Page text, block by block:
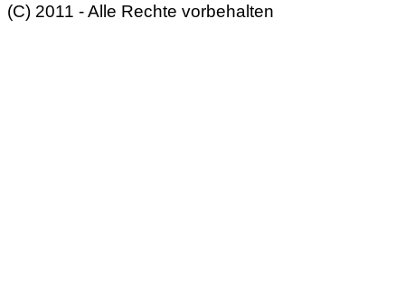
(C) 2011 - Alle Rechte vorbehalten